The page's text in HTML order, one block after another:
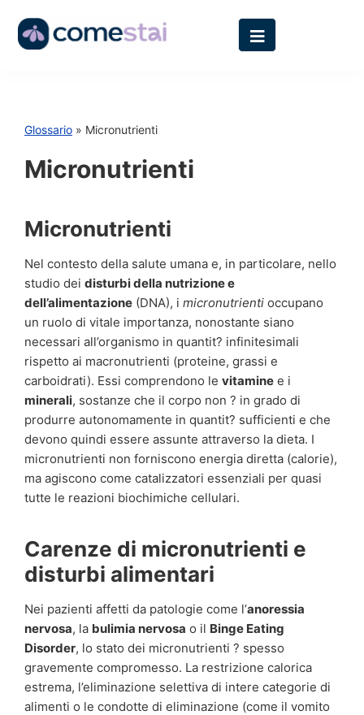
Glossario » Micronutrienti
Micronutrienti
Micronutrienti
Nel contesto della salute umana e, in particolare, nello
studio dei disturbi della nutrizione e
dell’alimentazione (DNA), i micronutrienti occupano
un ruolo di vitale importanza, nonostante siano
necessari all’organismo in quantit? infinitesimali
rispetto ai macronutrienti (proteine, grassi e
carboidrati). Essi comprendono le vitamine e i
minerali, sostanze che il corpo non ? in grado di
produrre autonomamente in quantit? sufficienti e che
devono quindi essere assunte attraverso la dieta. I
micronutrienti non forniscono energia diretta (calorie),
ma agiscono come catalizzatori essenziali per quasi
tutte le reazioni biochimiche cellulari.
Carenze di micronutrienti e
disturbi alimentari
Nei pazienti affetti da patologie come l’anoressia
nervosa, la bulimia nervosa o il Binge Eating
Disorder, lo stato dei micronutrienti ? spesso
gravemente compromesso. La restrizione calorica
estrema, l’eliminazione selettiva di intere categorie di
alimenti o le condotte di eliminazione (come il vomito